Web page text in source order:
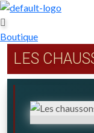
Boutique
LES